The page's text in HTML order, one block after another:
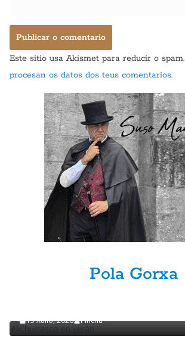
Este sitio usa Akismet para reducir o spam.
procesan os datos dos teus comentarios.
Pola Gorxa
POLA GORXA
15 Xullo, 2026 Pincha